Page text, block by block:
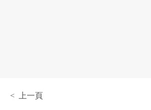
< 上一頁